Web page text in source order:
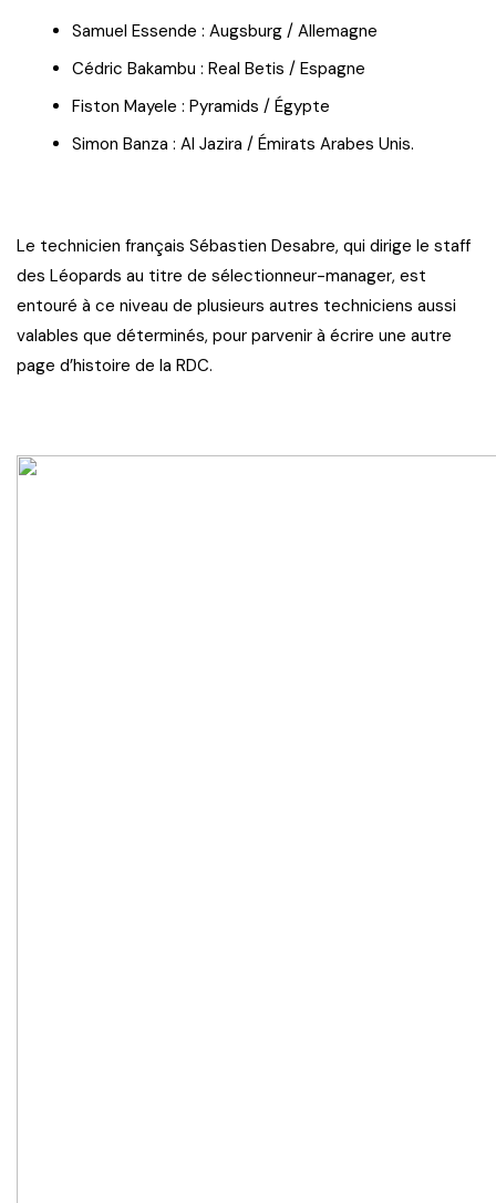
Samuel Essende : Augsburg / Allemagne
Cédric Bakambu : Real Betis / Espagne
Fiston Mayele : Pyramids / Égypte
Simon Banza : Al Jazira / Émirats Arabes Unis.
Le technicien français Sébastien Desabre, qui dirige le staff
des Léopards au titre de sélectionneur-manager, est
entouré à ce niveau de plusieurs autres techniciens aussi
valables que déterminés, pour parvenir à écrire une autre
page d’histoire de la RDC.